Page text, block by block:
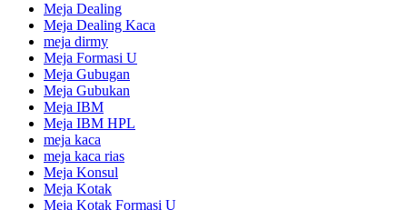
Meja Dealing
Meja Dealing Kaca
meja dirmy
Meja Formasi U
Meja Gubugan
Meja Gubukan
Meja IBM
Meja IBM HPL
meja kaca
meja kaca rias
Meja Konsul
Meja Kotak
Meja Kotak Formasi U